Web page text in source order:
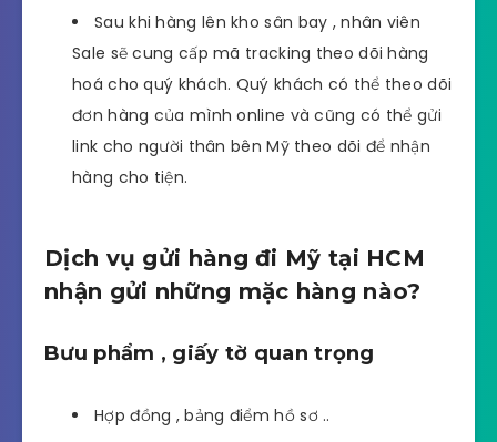
Sau khi hàng lên kho sân bay , nhân viên
Sale sẽ cung cấp mã tracking theo dõi hàng
hoá cho quý khách. Quý khách có thể theo dõi
đơn hàng của mình online và cũng có thể gửi
link cho người thân bên Mỹ theo dõi để nhận
hàng cho tiện.
Dịch vụ gửi hàng đi Mỹ tại HCM
nhận gửi những mặc hàng nào?
Bưu phẩm , giấy tờ quan trọng
Hợp đồng , bảng điểm hồ sơ ..